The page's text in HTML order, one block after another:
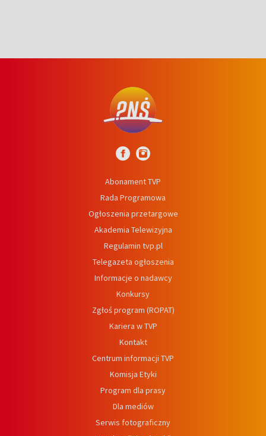
Abonament TVP
Rada Programowa
Ogłoszenia przetargowe
Akademia Telewizyjna
Regulamin tvp.pl
Telegazeta ogłoszenia
Informacje o nadawcy
Konkursy
Zgłoś program (ROPAT)
Kariera w TVP
Kontakt
Centrum informacji TVP
Komisja Etyki
Program dla prasy
Dla mediów
Serwis fotograficzny